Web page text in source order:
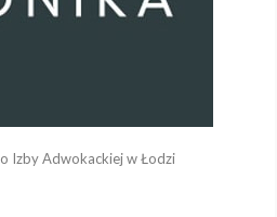
Izby Adwokackiej w Łodzi